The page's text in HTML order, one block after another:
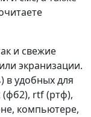
и свежие
экранизации.
в удобных для
(фб2), rtf (ртф),
компьютере,